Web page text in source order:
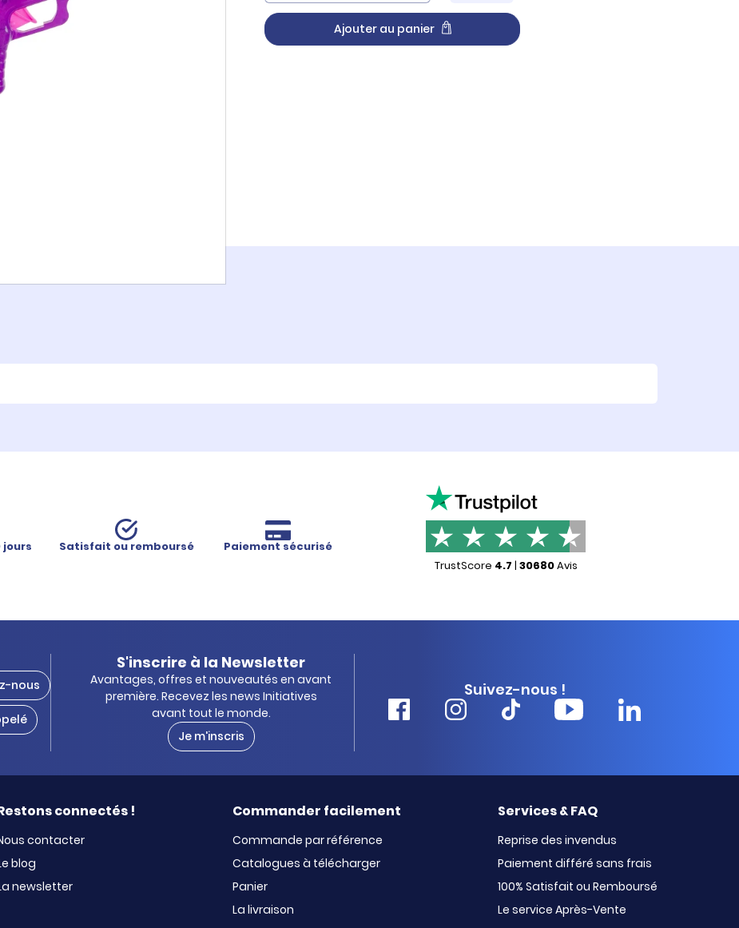
Ajouter au panier
jours Satisfait ou remboursé
Paiement sécurisé
TrustScore 4.7 | 30680Avis
nous
S'inscrire à la Newsletter
Avantages, offres et nouveautés en avant
première. Recevez les news Initiatives
avant tout le monde.
Je m'inscris
Suivez-nous !
connectés !
contacter
blog
newsletter
Commander facilement
Commande par référence
Catalogues à télécharger
Panier
La livraison
Services & FAQ
Reprise des invendus
Paiement différé sans frais
100% Satisfait ou Remboursé
Le service Après-Vente